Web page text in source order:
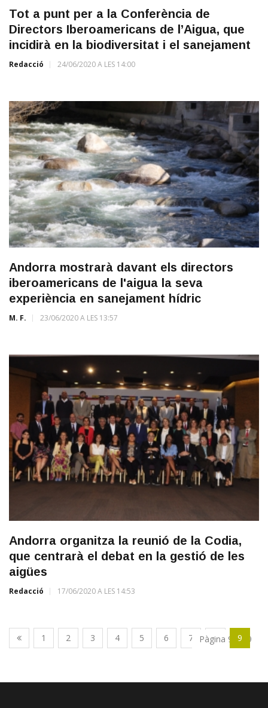
Tot a punt per a la Conferència de
Directors Iberoamericans de l’Aigua, que
incidirà en la biodiversitat i el sanejament
Redacció 24/06/2020 A LES 14:00
Andorra mostrarà davant els directors
iberoamericans de l'aigua la seva
experiència en sanejament hídric
M. F. 23/06/2020 A LES 13:57
Andorra organitza la reunió de la Codia,
que centrarà el debat en la gestió de les
aigües
Redacció 17/06/2020 A LES 14:53
1 2 3 4 5 6 7 8 9
Pàgina 9 de 9